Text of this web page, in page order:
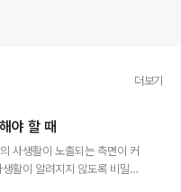
더보기
야 할 때
사생활이 노출되는 측면이 커
활이 알려지지 않도록 비밀유